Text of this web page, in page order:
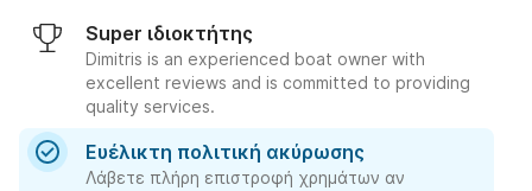
Super ιδιοκτήτης
Dimitris is an experienced boat owner with
excellent reviews and is committed to providing
quality services.
Ευέλικτη πολιτική ακύρωσης
Λάβετε πλήρη επιστροφή χρημάτων αν